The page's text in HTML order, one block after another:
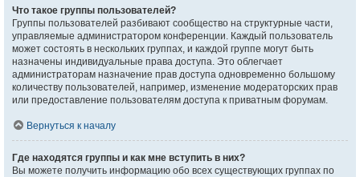
Что такое группы пользователей?
Группы пользователей разбивают сообщество на структурные части,
управляемые администратором конференции. Каждый пользователь
может состоять в нескольких группах, и каждой группе могут быть
назначены индивидуальные права доступа. Это облегчает
администраторам назначение прав доступа одновременно большому
количеству пользователей, например, изменение модераторских прав
или предоставление пользователям доступа к приватным форумам.
Вернуться к началу
Где находятся группы и как мне вступить в них?
Вы можете получить информацию обо всех существующих группах по